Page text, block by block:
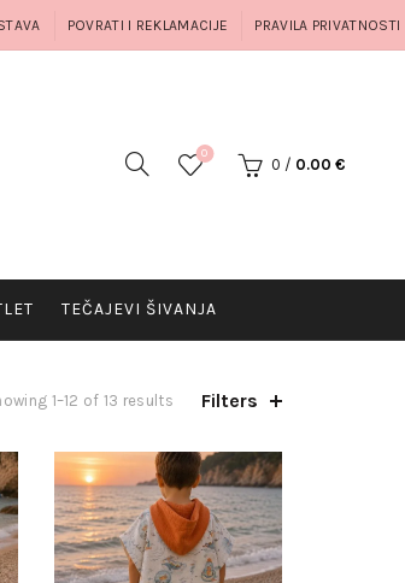
POVRATI I REKLAMACIJE PRAVILA PRIVATNOSTI
0
0 / 0.00 €
TEČAJEVI ŠIVANJA
1–12 of 13 results Filters